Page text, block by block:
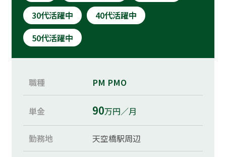
30代活躍中
40代活躍中
50代活躍中
職種 PM PMO
単金 90万円／月
勤務地 天空橋駅周辺